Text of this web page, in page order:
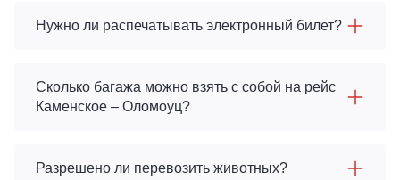
Нужно ли распечатывать электронный билет?
Сколько багажа можно взять с собой на рейс
Каменское – Оломоуц?
Разрешено ли перевозить животных?